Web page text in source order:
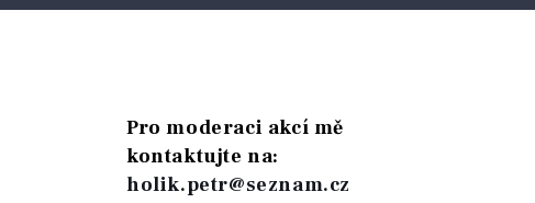
Pro moderaci akcí mě
kontaktujte na:
holik.petr@seznam.cz